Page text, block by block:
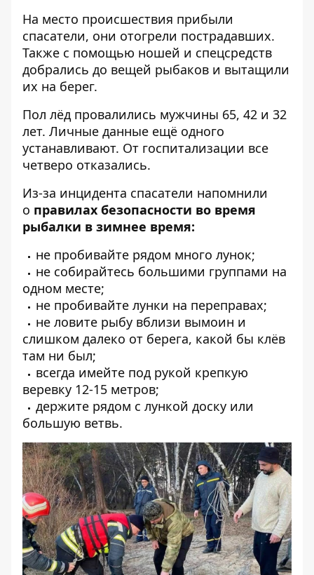
На место происшествия прибыли
спасатели, они отогрели пострадавших.
Также с помощью ношей и спецсредств
добрались до вещей рыбаков и вытащили
их на берег.
Пол лёд провалились мужчины 65, 42 и 32
лет. Личные данные ещё одного
устанавливают. От госпитализации все
четверо отказались.
Из-за инцидента спасатели напомнили
о правилах безопасности во время
рыбалки в зимнее время:
не пробивайте рядом много лунок;
не собирайтесь большими группами на
одном месте;
не пробивайте лунки на переправах;
не ловите рыбу вблизи вымоин и
слишком далеко от берега, какой бы клёв
там ни был;
всегда имейте под рукой крепкую
веревку 12-15 метров;
держите рядом с лункой доску или
большую ветвь.